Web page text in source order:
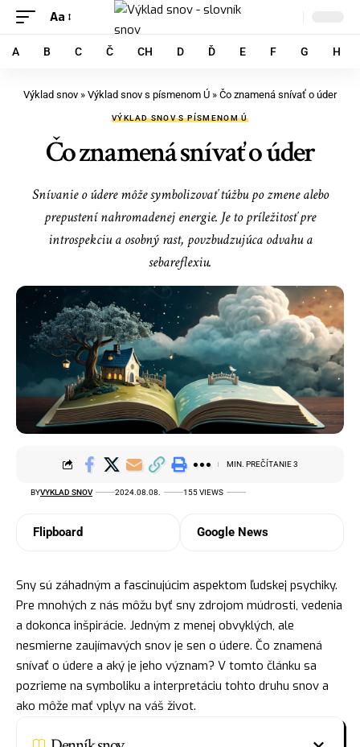
Aa
A B C Č CH D Ď E F G H
Výklad snov » Výklad snov s písmenom Ú » Čo znamená snívať o úder
VÝKLAD SNOV S PÍSMENOM Ú
Čo znamená snívať o úder
Snívanie o údere môže symbolizovať túžbu po zmene alebo
prepustení nahromadenej energie. Je to príležitosť pre
introspekciu a osobný rast, povzbudzujúca odvahu a
sebareflexiu.
BYVYKLAD SNOV 2024.08.08. 155 VIEWS
MIN. PREČÍTANIE 3
Flipboard Google News
Sny sú záhadným a fascinujúcim aspektom ľudskej psychiky.
Pre mnohých z nás môžu byť sny zdrojom múdrosti, vedenia
a dokonca inšpirácie. Jedným z menej obvyklých, ale
nesmierne zaujímavých snov je sen o údere. Čo znamená
snívať o údere a aký je jeho význam? V tomto článku sa
pozrieme na symboliku a interpretáciu tohto druhu snov a
ako môže mať vplyv na váš život.